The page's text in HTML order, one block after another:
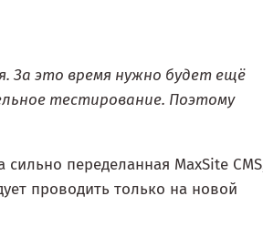
За это время нужно будет ещё
тестирование. Поэтому
переделанная MaxSite
проводить только на новой